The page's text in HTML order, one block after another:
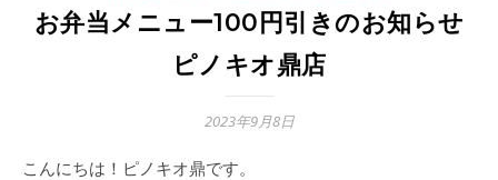
お弁当メニュー100円引きのお知らせ
ピノキオ鼎店
2023年9月8日
こんにちは！ピノキオ鼎です。